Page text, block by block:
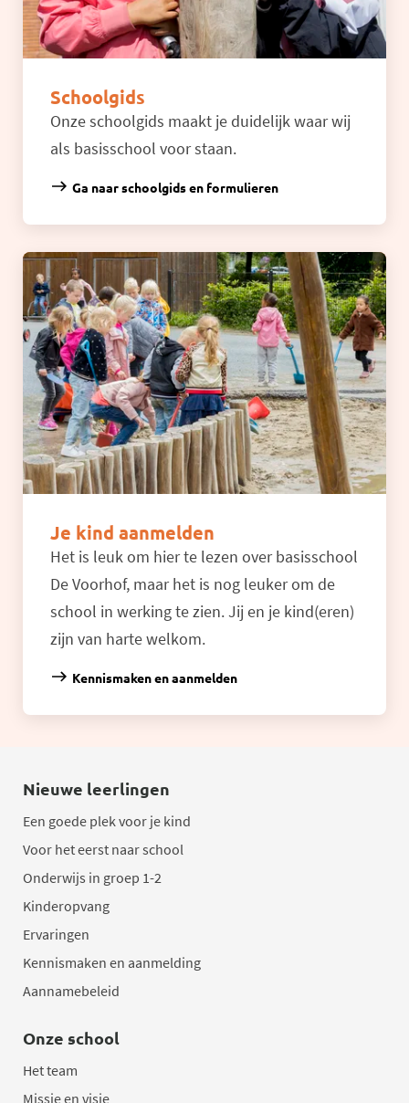
Schoolgids
Onze schoolgids maakt je duidelijk waar wij
als basisschool voor staan.
Ga naar schoolgids en formulieren
Je kind aanmelden
Het is leuk om hier te lezen over basisschool
De Voorhof, maar het is nog leuker om de
school in werking te zien. Jij en je kind(eren)
zijn van harte welkom.
Kennismaken en aanmelden
Nieuwe leerlingen
Een goede plek voor je kind
Voor het eerst naar school
Onderwijs in groep 1-2
Kinderopvang
Ervaringen
Kennismaken en aanmelding
Aannamebeleid
Onze school
Het team
Missie en visie